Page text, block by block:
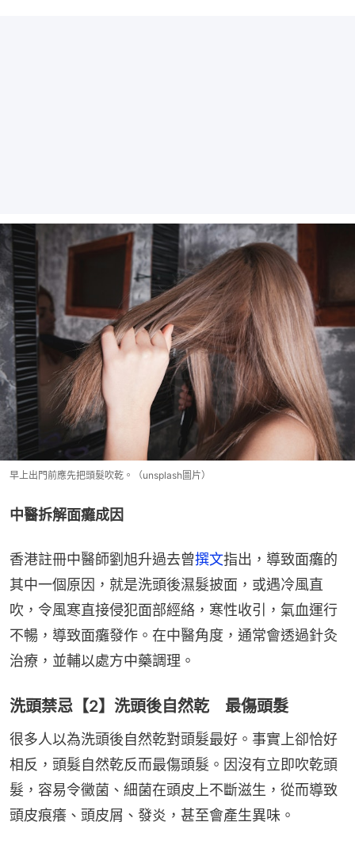
早上出門前應先把頭髮吹乾。（unsplash圖片）
中醫拆解面癱成因
香港註冊中醫師劉旭升過去曾撰文指出，導致面癱的
其中一個原因，就是洗頭後濕髮披面，或遇冷風直
吹，令風寒直接侵犯面部經絡，寒性收引，氣血運行
不暢，導致面癱發作。在中醫角度，通常會透過針灸
治療，並輔以處方中藥調理。
洗頭禁忌【2】洗頭後自然乾 最傷頭髮
很多人以為洗頭後自然乾對頭髮最好。事實上卻恰好
相反，頭髮自然乾反而最傷頭髮。因沒有立即吹乾頭
髮，容易令黴菌、細菌在頭皮上不斷滋生，從而導致
頭皮痕癢、頭皮屑、發炎，甚至會產生異味。